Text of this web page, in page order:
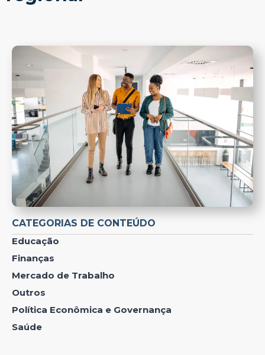
CATEGORIAS DE CONTEÚDO
Educação
Finanças
Mercado de Trabalho
Outros
Política Econômica e Governança
Saúde